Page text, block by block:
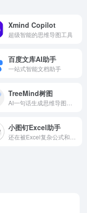
Xmind Copilot
超级智能的思维导图工具
百度文库AI助手
一站式智能文档助手
TreeMind树图
小图钉Excel助手